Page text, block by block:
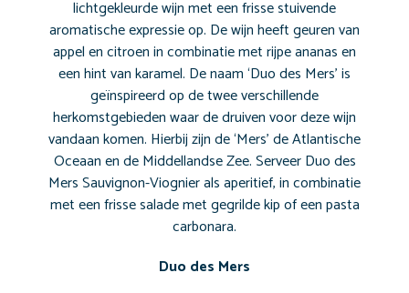
lichtgekleurde wijn met een frisse stuivende
aromatische expressie op. De wijn heeft geuren van
appel en citroen in combinatie met rijpe ananas en
een hint van karamel. De naam ‘Duo des Mers’ is
geïnspireerd op de twee verschillende
herkomstgebieden waar de druiven voor deze wijn
vandaan komen. Hierbij zijn de ‘Mers’ de Atlantische
Oceaan en de Middellandse Zee. Serveer Duo des
Mers Sauvignon-Viognier als aperitief, in combinatie
met een frisse salade met gegrilde kip of een pasta
carbonara.
Duo des Mers